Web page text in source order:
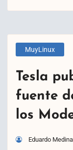
MuyLinux
Tesla
fuente
los
Eduardo Medina